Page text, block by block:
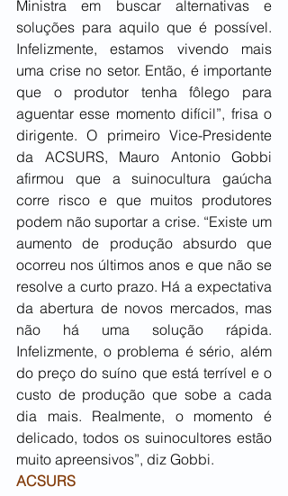
Ministra em buscar alternativas e
soluções para aquilo que é possível.
Infelizmente, estamos vivendo mais
uma crise no setor. Então, é importante
que o produtor tenha fôlego para
aguentar esse momento difícil”, frisa o
dirigente. O primeiro Vice-Presidente
da ACSURS, Mauro Antonio Gobbi
afirmou que a suinocultura gaúcha
corre risco e que muitos produtores
podem não suportar a crise. “Existe um
aumento de produção absurdo que
ocorreu nos últimos anos e que não se
resolve a curto prazo. Há a expectativa
da abertura de novos mercados, mas
não há uma solução rápida.
Infelizmente, o problema é sério, além
do preço do suíno que está terrível e o
custo de produção que sobe a cada
dia mais. Realmente, o momento é
delicado, todos os suinocultores estão
muito apreensivos”, diz Gobbi.
ACSURS